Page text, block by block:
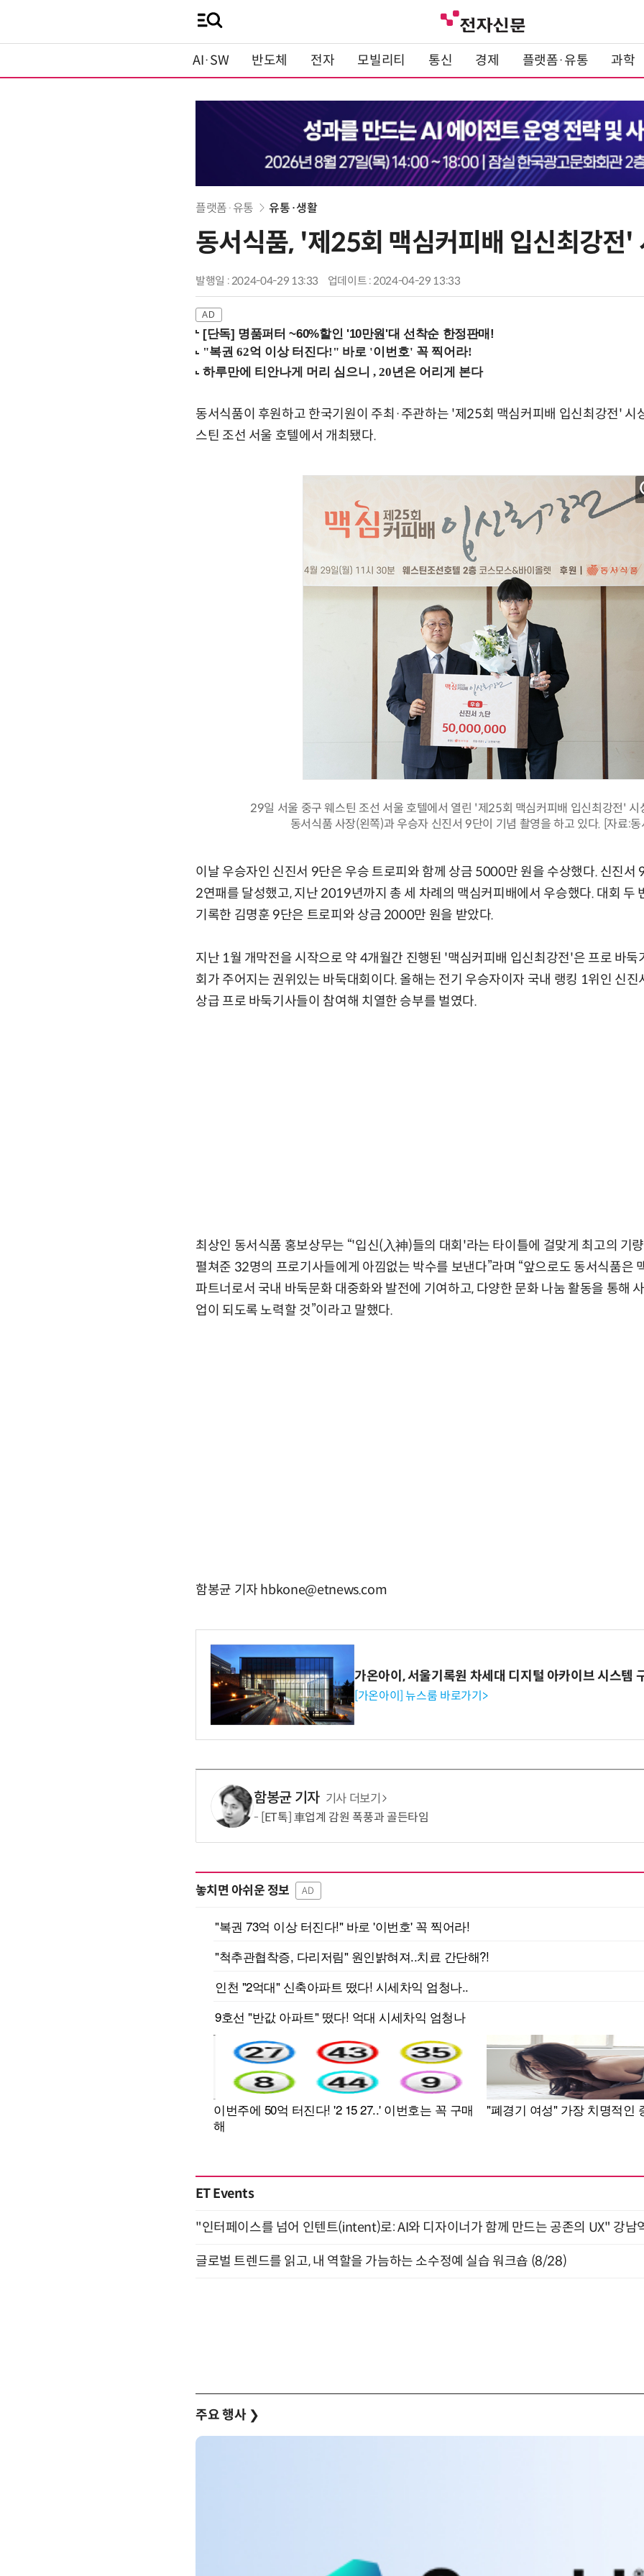
AI·SW 반도체 전자 모빌리티 통신 경제 플랫폼·유통 과학
플랫폼·유통 유통·생활
동서식품, '제25회 맥심커피배 입신최강전'
발행일 : 2024-04-29 13:33 업데이트 : 2024-04-29 13:33
[단독] 명품퍼터 ~60%할인 '10만원'대 선착순 한정판매!
동서식품이 후원하고 한국기원이 주최·주관하는 '제25회 맥심커피배 입신최강전' 시
스틴 조선 서울 호텔에서 개최됐다.
29일 서울 중구 웨스틴 조선 서울 호텔에서 열린 '제25회 맥심커피배 입신최강전' 시
동서식품 사장(왼쪽)과 우승자 신진서 9단이 기념 촬영을 하고 있다. [자료:동
이날 우승자인 신진서 9단은 우승 트로피와 함께 상금 5000만 원을 수상했다. 신진서
2연패를 달성했고, 지난 2019년까지 총 세 차례의 맥심커피배에서 우승했다. 대회 두
기록한 김명훈 9단은 트로피와 상금 2000만 원을 받았다.
지난 1월 개막전을 시작으로 약 4개월간 진행된 '맥심커피배 입신최강전'은 프로 바둑
회가 주어지는 권위있는 바둑대회이다. 올해는 전기 우승자이자 국내 랭킹 1위인 신진
상급 프로 바둑기사들이 참여해 치열한 승부를 벌였다.
최상인 동서식품 홍보상무는 “'입신(入神)들의 대회'라는 타이틀에 걸맞게 최고의 기
펼쳐준 32명의 프로기사들에게 아낌없는 박수를 보낸다”라며 “앞으로도 동서식품은
파트너로서 국내 바둑문화 대중화와 발전에 기여하고, 다양한 문화 나눔 활동을 통해
업이 되도록 노력할 것”이라고 말했다.
함봉균 기자 hbkone@etnews.com
가온아이, 서울기록원 차세대 디지털 아카이브 시스템
[가온아이] 뉴스룸 바로가기>
함봉균 기자 기사 더보기
[ET톡] 車업계 감원 폭풍과 골든타임
놓치면 아쉬운 정보 AD
ET Events
"인터페이스를 넘어 인텐트(intent)로: AI와 디자이너가 함께 만드는 공존의 UX" 강남
글로벌 트렌드를 읽고, 내 역할을 가늠하는 소수정예 실습 워크숍 (8/28)
주요 행사 ❯